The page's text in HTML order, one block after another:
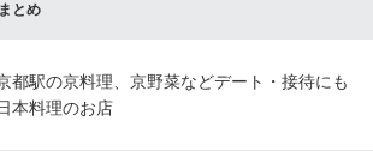
京都タワーサンド店
駅 徒歩1分
丸通七条下ル東塩小路町721-1 B1
とめ
都駅の京料理、京野菜などデート・接待にも
本料理のお店